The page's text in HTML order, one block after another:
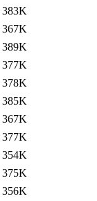
383K
367K
389K
377K
378K
385K
367K
377K
354K
375K
356K